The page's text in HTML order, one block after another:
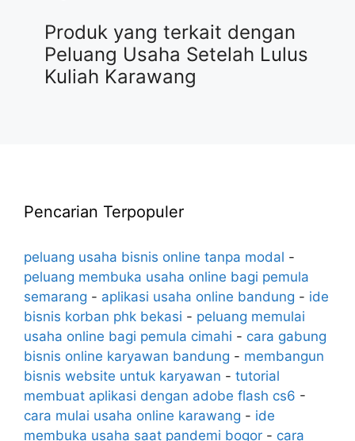
Produk yang terkait dengan
Peluang Usaha Setelah Lulus
Kuliah Karawang
Pencarian Terpopuler
peluang usaha bisnis online tanpa modal -
peluang membuka usaha online bagi pemula
semarang - aplikasi usaha online bandung - ide
bisnis korban phk bekasi - peluang memulai
usaha online bagi pemula cimahi - cara gabung
bisnis online karyawan bandung - membangun
bisnis website untuk karyawan - tutorial
membuat aplikasi dengan adobe flash cs6 -
cara mulai usaha online karawang - ide
membuka usaha saat pandemi bogor - cara